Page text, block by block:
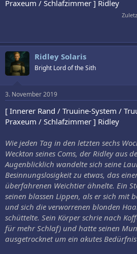
Praxeum / Schlafzimmer ] Ridley
Ridley Solaris
Bright Lord of the Sith
3. November 2019
[ Innerer Rand / Truuine-System /
Praxeum / Schlafzimmer ] Ridley
Wie jeden Tag in den letzten sechs
Weckton seines Coms, der Ridley aus
Augenblicklich wandelte sich seine
Besinnungslosigkeit zu etwas, das
überfahrenen Weichtier ähnelte. Ein
seinen blassen Lippen, als er sich mit
und sich die verworrenen blonden
schüttelte. Sein Körper schrie nach
für mehr Schlaf) und hatte seinen
ausgetrocknet um ein akutes